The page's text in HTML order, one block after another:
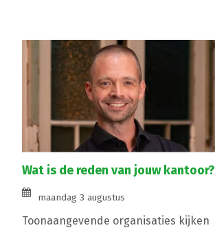
Wat is de reden van jouw kantoor?
maandag 3 augustus
Toonaangevende organisaties kijken